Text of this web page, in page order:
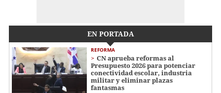
EN PORTADA
REFORMA
CN aprueba reformas al
Presupuesto 2026 para potenciar
conectividad escolar, industria
militar y eliminar plazas
fantasmas